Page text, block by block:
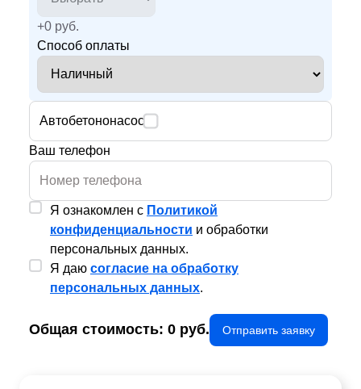
+0 руб.
Способ оплаты
Автобетононасос
Ваш телефон
Я ознакомлен с Политикой
конфиденциальности и обработки
персональных данных.
Я даю согласие на обработку
персональных данных.
Общая стоимость: 0 руб. Отправить заявку